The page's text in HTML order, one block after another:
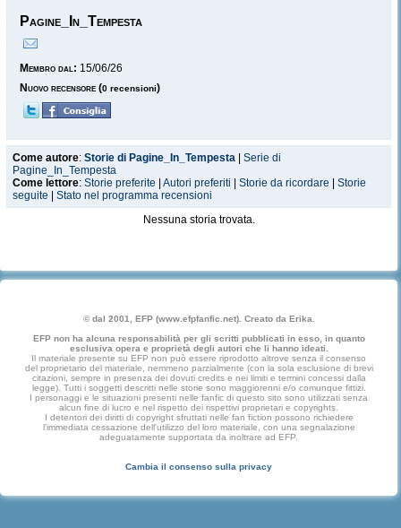
Pagine_In_Tempesta
Membro dal: 15/06/26
Nuovo recensore (0 recensioni)
Come autore: Storie di Pagine_In_Tempesta
Serie di
Pagine_In_Tempesta
Come lettore: Storie preferite Autori preferiti Storie da ricordare
Storie
seguite
Stato nel programma recensioni
Nessuna storia trovata.
© dal 2001, EFP (www.efpfanfic.net). Creato da Erika.
EFP non ha alcuna responsabilità per gli scritti pubblicati in esso, in quanto
esclusiva opera e proprietà degli autori che li hanno ideati.
Il materiale presente su EFP non può essere riprodotto altrove senza il consenso
del proprietario del materiale, nemmeno parzialmente (con la sola esclusione di brevi
citazioni, sempre in presenza dei dovuti credits e nei limiti e termini concessi dalla
legge). Tutti i soggetti descritti nelle storie sono maggiorenni e/o comunque fittizi.
I personaggi e le situazioni presenti nelle fanfic di questo sito sono utilizzati senza
alcun fine di lucro e nel rispetto dei rispettivi proprietari e copyrights.
I detentori dei diritti di copyright sfruttati nelle fan fiction possono richiedere
l'immediata cessazione dell'utilizzo del loro materiale, con una segnalazione
adeguatamente supportata da inoltrare ad EFP.
Cambia il consenso sulla privacy